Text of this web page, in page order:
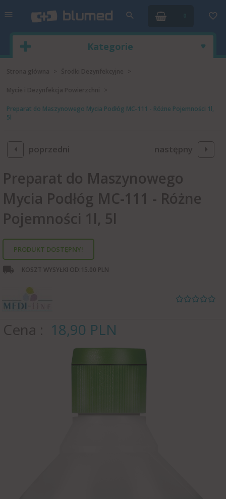
Kategorie
Preparat do Maszynowego Mycia Podłóg MC-111 - Różne Pojemności 1l,
5l
poprzedni następny
Preparat do Maszynowego
Mycia Podłóg MC-111 - Różne
Pojemności 1l, 5l
PRODUKT DOSTĘPNY!
KOSZT WYSYŁKI OD: 15.00 PLN
Cena 18,90 PLN